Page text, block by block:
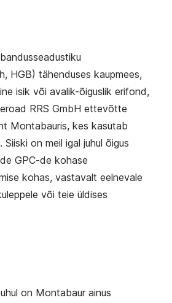
HGB) tähenduses kaupmees,
isik või avalik-õiguslik erifond,
RRS GmbH ettevõtte
Montabauris, kes kasutab
on meil igal juhul õigus
GPC-de kohase
kohas, vastavalt eelnevale
või teie üldises
on Montabaur ainus